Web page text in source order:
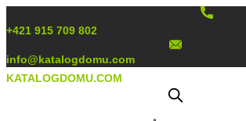
obsah
+421 915 709 802
info@katalogdomu.com
KATALOGDOMU.COM